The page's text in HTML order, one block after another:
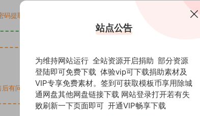
提取码均为8683
VIP免费 请先登录
有问题联系qq3537195053
站点公告
为维持网站运行 全站资源开启捐助 部分资源
登陆即可免费下载 体验vip可下载捐助素材及
VIP专享免费素材。签到可获取模板币享用除城
通网盘其他网盘链接下载 网站登录打开若有失
败刷新一下页面即可 开通VIP畅享下载